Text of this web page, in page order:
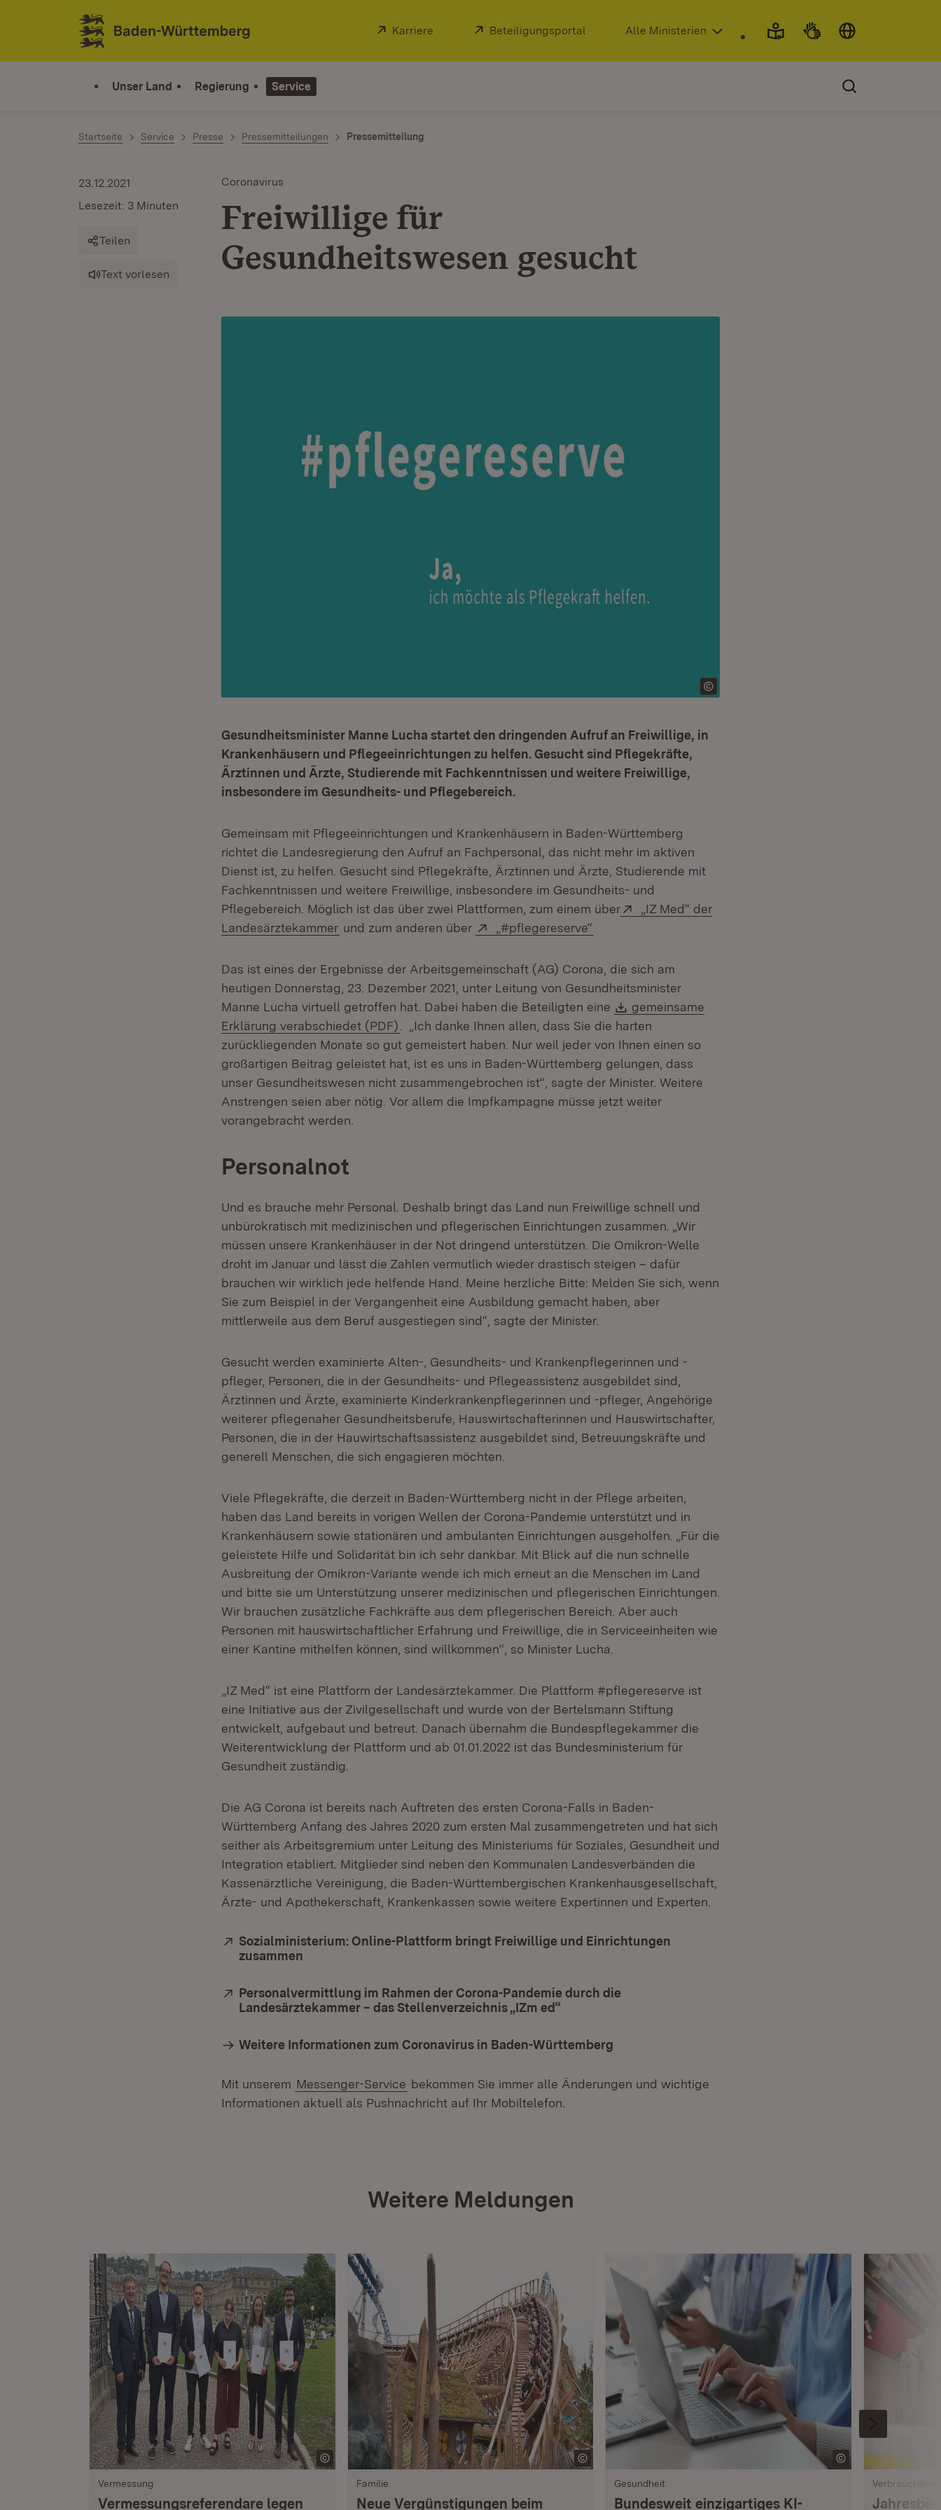
Zum Inhalt springen
Link zur Startseite
Extern:
Karriere (Öffnet in neuem Fenster)
Extern:
Beteiligungsportal (Öffnet in neuem Fenster)
Alle Ministerien
Unser Land Regierung Service
Startseite Service Presse Pressemitteilungen Pressemitteilung
Coronavirus
Freiwillige für
Gesundheitswesen gesucht
23.12.2021
Lesezeit: 3 Minuten
Teilen
Text vorlesen
Gesundheitsminister Manne Lucha startet den dringenden Aufruf an Freiwillige, in
Krankenhäusern und Pflegeeinrichtungen zu helfen. Gesucht sind Pflegekräfte,
Ärztinnen und Ärzte, Studierende mit Fachkenntnissen und weitere Freiwillige,
insbesondere im Gesundheits- und Pflegebereich.
Gemeinsam mit Pflegeeinrichtungen und Krankenhäusern in Baden-Württemberg
richtet die Landesregierung den Aufruf an Fachpersonal, das nicht mehr im aktiven
Dienst ist, zu helfen. Gesucht sind Pflegekräfte, Ärztinnen und Ärzte, Studierende mit
Fachkenntnissen und weitere Freiwillige, insbesondere im Gesundheits- und
Pflegebereich. Möglich ist das über zwei Plattformen, zum einem über
Extern:
„IZ Med“ der
Landesärztekammer (Öffnet in neuem Fenster)
und zum anderen über Extern:
„#pflegereserve“
Das ist eines der Ergebnisse der Arbeitsgemeinschaft (AG) Corona, die sich am
heutigen Donnerstag, 23. Dezember 2021, unter Leitung von Gesundheitsminister
Manne Lucha virtuell getroffen hat. Dabei haben die Beteiligten eine
Download:
gemeinsame
Erklärung verabschiedet (PDF) (Öffnet in neuem Fenster)
. „Ich danke Ihnen allen, dass Sie die harten
zurückliegenden Monate so gut gemeistert haben. Nur weil jeder von Ihnen einen so
großartigen Beitrag geleistet hat, ist es uns in Baden-Württemberg gelungen, dass
unser Gesundheitswesen nicht zusammengebrochen ist“, sagte der Minister. Weitere
Anstrengen seien aber nötig. Vor allem die Impfkampagne müsse jetzt weiter
vorangebracht werden.
Personalnot
Und es brauche mehr Personal. Deshalb bringt das Land nun Freiwillige schnell und
unbürokratisch mit medizinischen und pflegerischen Einrichtungen zusammen. „Wir
müssen unsere Krankenhäuser in der Not dringend unterstützen. Die Omikron-Welle
droht im Januar und lässt die Zahlen vermutlich wieder drastisch steigen – dafür
brauchen wir wirklich jede helfende Hand. Meine herzliche Bitte: Melden Sie sich, wenn
Sie zum Beispiel in der Vergangenheit eine Ausbildung gemacht haben, aber
mittlerweile aus dem Beruf ausgestiegen sind“, sagte der Minister.
Gesucht werden examinierte Alten-, Gesundheits- und Krankenpflegerinnen und -
pfleger, Personen, die in der Gesundheits- und Pflegeassistenz ausgebildet sind,
Ärztinnen und Ärzte, examinierte Kinderkrankenpflegerinnen und -pfleger, Angehörige
weiterer pflegenaher Gesundheitsberufe, Hauswirtschafterinnen und Hauswirtschafter,
Personen, die in der Hauwirtschaftsassistenz ausgebildet sind, Betreuungskräfte und
generell Menschen, die sich engagieren möchten.
Viele Pflegekräfte, die derzeit in Baden-Württemberg nicht in der Pflege arbeiten,
haben das Land bereits in vorigen Wellen der Corona-Pandemie unterstützt und in
Krankenhäusern sowie stationären und ambulanten Einrichtungen ausgeholfen. „Für die
geleistete Hilfe und Solidarität bin ich sehr dankbar. Mit Blick auf die nun schnelle
Ausbreitung der Omikron-Variante wende ich mich erneut an die Menschen im Land
und bitte sie um Unterstützung unserer medizinischen und pflegerischen Einrichtungen.
Wir brauchen zusätzliche Fachkräfte aus dem pflegerischen Bereich. Aber auch
Personen mit hauswirtschaftlicher Erfahrung und Freiwillige, die in Serviceeinheiten wie
einer Kantine mithelfen können, sind willkommen“, so Minister Lucha.
„IZ Med“ ist eine Plattform der Landesärztekammer. Die Plattform #pflegereserve ist
eine Initiative aus der Zivilgesellschaft und wurde von der Bertelsmann Stiftung
entwickelt, aufgebaut und betreut. Danach übernahm die Bundespflegekammer die
Weiterentwicklung der Plattform und ab 01.01.2022 ist das Bundesministerium für
Gesundheit zuständig.
Die AG Corona ist bereits nach Auftreten des ersten Corona-Falls in Baden-
Württemberg Anfang des Jahres 2020 zum ersten Mal zusammengetreten und hat sich
seither als Arbeitsgremium unter Leitung des Ministeriums für Soziales, Gesundheit und
Integration etabliert. Mitglieder sind neben den Kommunalen Landesverbänden die
Kassenärztliche Vereinigung, die Baden-Württembergischen Krankenhausgesellschaft,
Ärzte- und Apothekerschaft, Krankenkassen sowie weitere Expertinnen und Experten.
Extern:
Sozialministerium: Online-Plattform bringt Freiwillige und Einrichtungen
zusammen
Extern:
Personalvermittlung im Rahmen der Corona-Pandemie durch die
Landesärztekammer – das Stellenverzeichnis „IZm ed“
Weitere Informationen zum Coronavirus in Baden-Württemberg
Mit unserem Messenger-Service bekommen Sie immer alle Änderungen und wichtige
Informationen aktuell als Pushnachricht auf Ihr Mobiltelefon.
Weitere Meldungen
Vermessung
Vermessungsreferendare legen
Familie
Neue Vergünstigungen beim
Gesundheit
Bundesweit einzigartiges KI-